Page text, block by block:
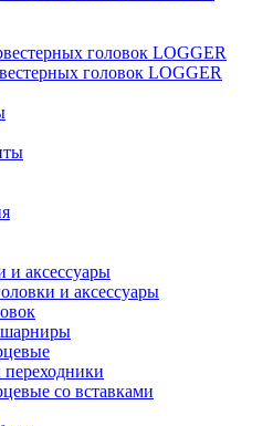
головок LOGGER
головок LOGGER
и аксессуары
и аксессуары
со вставками